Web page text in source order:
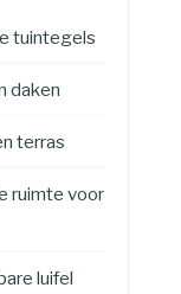
tuintegels
daken
terras
ruimte voor
luifel